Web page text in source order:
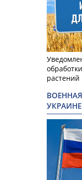
растений
УКРАИНЕ